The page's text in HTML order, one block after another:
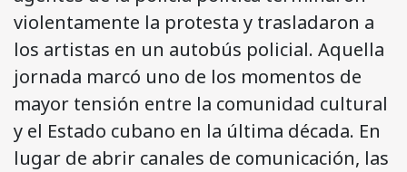
violentamente la protesta y trasladaron a
los artistas en un autobús policial. Aquella
jornada marcó uno de los momentos de
mayor tensión entre la comunidad cultural
y el Estado cubano en la última década. En
lugar de abrir canales de comunicación, las